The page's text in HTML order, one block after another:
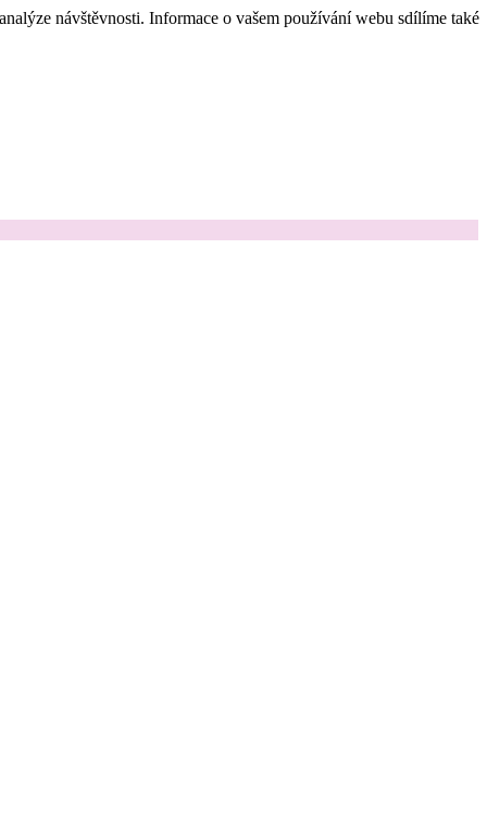
návštěvnosti. Informace o vašem používání webu sdílíme také